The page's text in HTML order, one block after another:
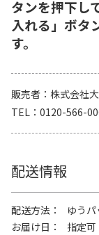
タンを押下し
入れる」ボタ
す。
販売者
株式会社
TEL
0120-566-
配送情報
配送方法
ゆうパ
お届け日
指定可